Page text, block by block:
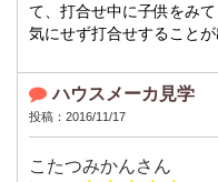
て、打合せ中に子供をみ
気にせず打合せすることが
ハウスメーカ見学
投稿：2016/11/17
こたつみかんさん